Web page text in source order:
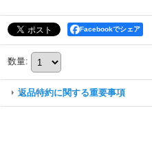
Facebookでシェア
数量:
返品特約に関する重要事項